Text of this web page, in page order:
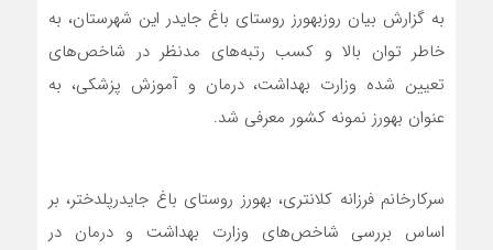
به گزارش بیان روزبهورز روستای باغ جایدر این شهرستان، به
خاطر توان بالا و کسب رتبه‌های مدنظر در شاخص‌های
تعیین شده وزارت بهداشت، درمان و آموزش پزشکی، به
عنوان بهورز نمونه کشور معرفی شد.
سرکارخانم فرزانه کلانتری، بهورز روستای باغ جایدرپلدختر، بر
اساس بررسی شاخص‌های وزارت بهداشت و درمان در